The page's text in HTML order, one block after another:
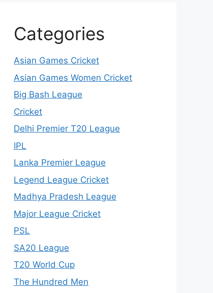
Categories
Asian Games Cricket
Asian Games Women Cricket
Big Bash League
Cricket
Delhi Premier T20 League
IPL
Lanka Premier League
Legend League Cricket
Madhya Pradesh League
Major League Cricket
PSL
SA20 League
T20 World Cup
The Hundred Men